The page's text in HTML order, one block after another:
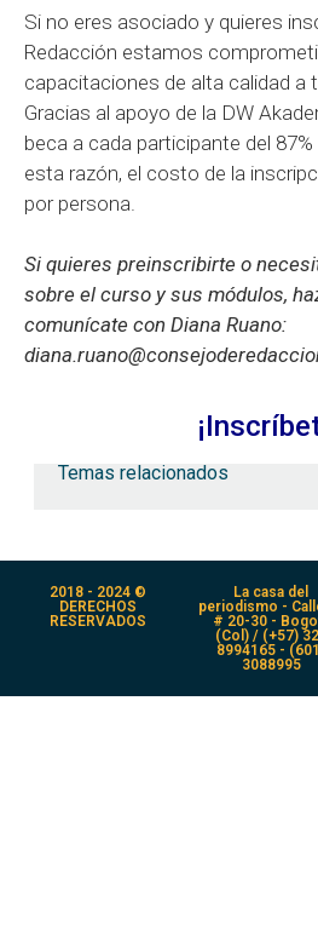
Si no eres asociado y quieres
Redacción estamos
capacitaciones de alta calidad a
Gracias al apoyo de la DW
beca a cada participante del
esta razón, el costo de la
por persona.
Si quieres preinscribirte o
sobre el curso y sus módulos,
comunícate con Diana Ruano:
¡I
Temas relacionados
2018 - 2024 ©
DERECHOS
RESERVADOS
La casa del
periodismo -
# 20-30 -
(Col) / (+57)
8994165 -
3088995